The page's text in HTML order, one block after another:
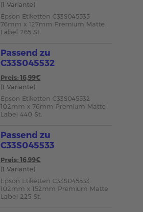
(1 Variante)
Epson Etiketten C33S045535
76mm x 127mm Premium Matte
Label 265 St.
Passend zu
C33S045532
Preis: 16,99€
(1 Variante)
Epson Etiketten C33S045532
102mm x 76mm Premium Matte
Label 440 St.
Passend zu
C33S045533
Preis: 16,99€
(1 Variante)
Epson Etiketten C33S045533
102mm x 152mm Premium Matte
Label 225 St.